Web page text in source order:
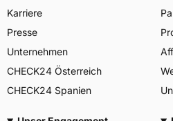
Karriere
Presse
Unternehmen
CHECK24 Österreich
CHECK24 Spanien